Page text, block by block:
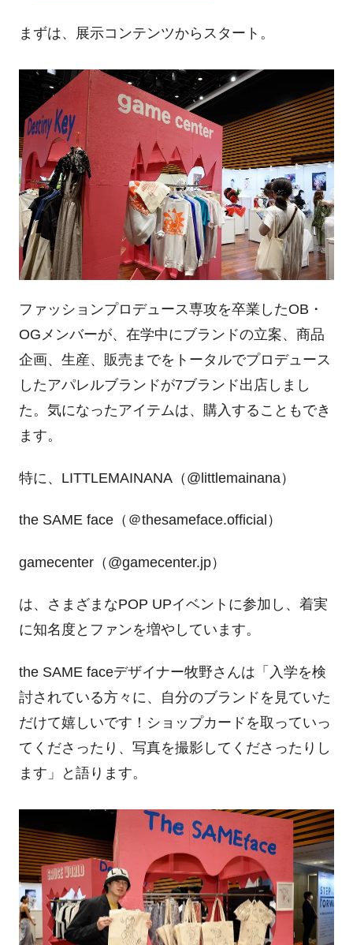
まずは、展示コンテンツからスタート。
ファッションプロデュース専攻を卒業したOB ・
OGメンバーが、在学中にブランドの立案、商品
企画、生産、販売までをトータルでプロデュース
したアパレルブランドが7ブランド出店しまし
た。気になったアイテムは、購入することもでき
ます。
特に、 LITTLEMAINANA（ @littlemainana ）
the SAME face（＠thesameface.official ）
gamecenter（ @gamecenter.jp）
は、さまざまなPOP UPイベントに参加し、着実
に知名度とファンを増やしています。
the SAME faceデザイナー牧野さんは「入学を検
討されている方々に、自分のブランドを見ていた
だけて嬉しいです！ショップカードを取っていっ
てくださったり、写真を撮影してくださったりし
ます」と語ります。